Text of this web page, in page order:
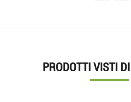
PRODOTTI VISTI